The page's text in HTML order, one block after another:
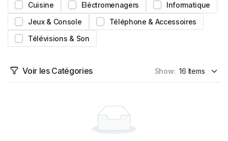
Cuisine
Eléctromenagers
Informatique
Jeux & Console
Téléphone & Accessoires
Télévisions & Son
Voir les Catégories Show: